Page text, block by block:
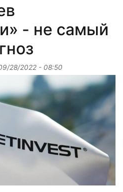
- не самый
28/2022 - 08:50